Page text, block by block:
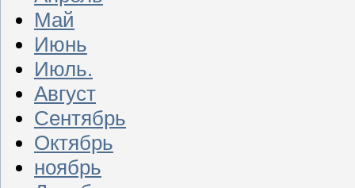
Май
Июнь
Июль.
Август
Сентябрь
Октябрь
ноябрь